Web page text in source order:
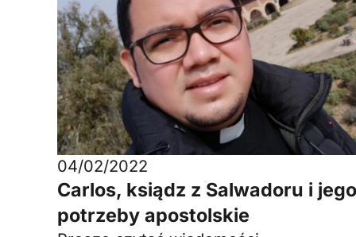
04/02/2022
Carlos, ksiądz z Salwadoru i jego
potrzeby apostolskie